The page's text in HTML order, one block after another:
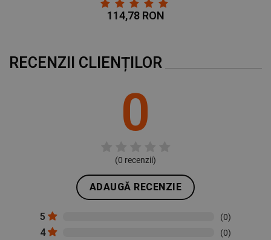
114,78 RON
RECENZII CLIENȚILOR
0
(0 recenzii)
ADAUGĂ RECENZIE
5 (0)
4 (0)